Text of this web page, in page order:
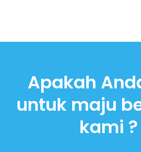
Apakah
untuk maju
kami ?